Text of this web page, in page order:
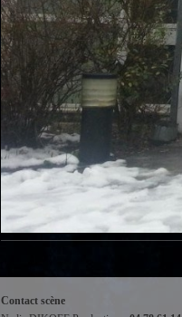
Contact scène